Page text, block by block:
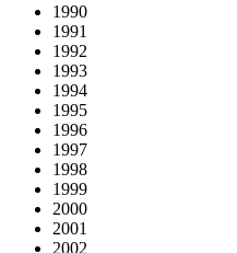
1990
1991
1992
1993
1994
1995
1996
1997
1998
1999
2000
2001
2002